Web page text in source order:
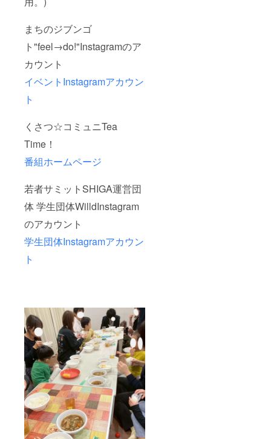
まちのジブンゴ
ト"feel→do!"Instagramのア
カウント
イベントInstagramアカウン
ト
くさつ☆コミュニTea
Time！
番組ホームページ
若者サミットSHIGA運営団
体 学生団体WilldInstagram
のアカウント
学生団体Instagramアカウン
ト